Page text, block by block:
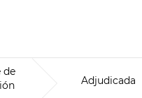
de
Adjudicada